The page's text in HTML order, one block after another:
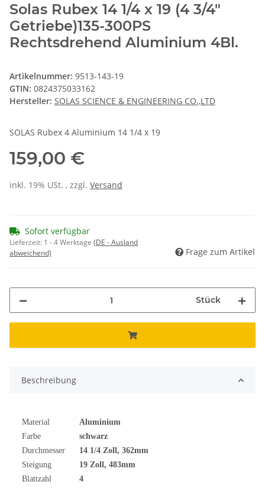
Solas Rubex 14 1/4 x 19 (4 3/4"
Getriebe)135-300PS
Rechtsdrehend Aluminium 4Bl.
Artikelnummer: 9513-143-19
GTIN: 0824375033162
Hersteller: SOLAS SCIENCE & ENGINEERING CO.,LTD
SOLAS Rubex 4 Aluminium 14 1/4 x 19
159,00 €
inkl. 19% USt. , zzgl. Versand
Sofort verfügbar
Lieferzeit: 1 - 4 Werktage (DE - Ausland
abweichend)
Frage zum Artikel
Stück
Beschreibung
Material
Aluminium
Farbe
schwarz
Durchmesser
14 1/4 Zoll, 362mm
Steigung
19 Zoll, 483mm
Blattzahl
4